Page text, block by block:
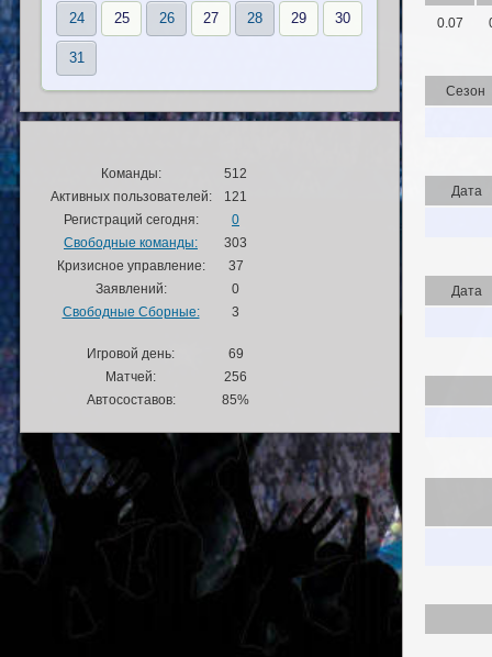
0.07
Сезон
Дата
Дата
24 25 26 27 28 29 30
31
Команды:
512
Активных пользователей:
121
Регистраций сегодня:
0
Свободные команды:
303
Кризисное управление:
37
Заявлений:
0
Свободные Сборные:
3
Игровой день:
69
Матчей:
256
Автосоставов:
85%